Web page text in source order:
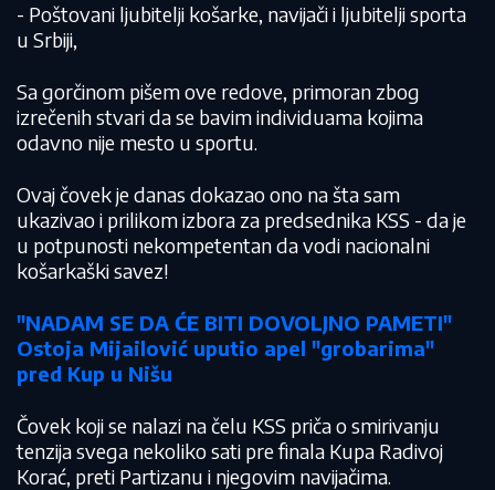
- Poštovani ljubitelji košarke, navijači i ljubitelji sporta
u Srbiji,
Sa gorčinom pišem ove redove, primoran zbog
izrečenih stvari da se bavim individuama kojima
odavno nije mesto u sportu.
Ovaj čovek je danas dokazao ono na šta sam
ukazivao i prilikom izbora za predsednika KSS - da je
u potpunosti nekompetentan da vodi nacionalni
košarkaški savez!
"NADAM SE DA ĆE BITI DOVOLJNO PAMETI"
Ostoja Mijailović uputio apel "grobarima"
pred Kup u Nišu
Čovek koji se nalazi na čelu KSS priča o smirivanju
tenzija svega nekoliko sati pre finala Kupa Radivoj
Korać, preti Partizanu i njegovim navijačima.